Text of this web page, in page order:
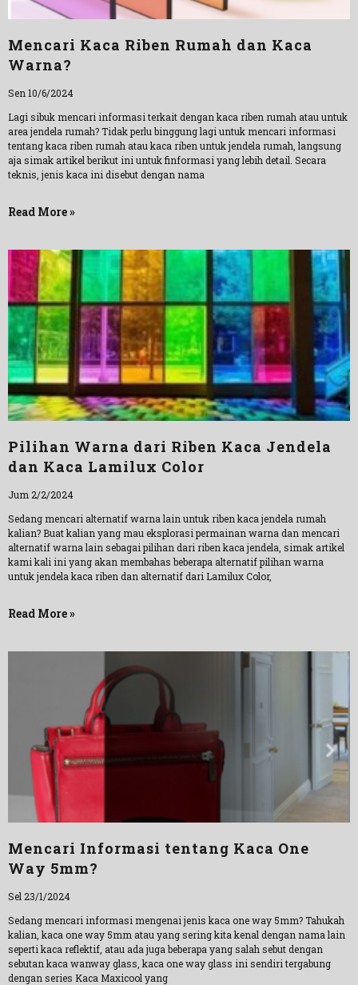
Mencari Kaca Riben Rumah dan Kaca
Warna?
Sen 10/6/2024
Lagi sibuk mencari informasi terkait dengan kaca riben rumah atau untuk
area jendela rumah? Tidak perlu binggung lagi untuk mencari informasi
tentang kaca riben rumah atau kaca riben untuk jendela rumah, langsung
aja simak artikel berikut ini untuk finformasi yang lebih detail. Secara
teknis, jenis kaca ini disebut dengan nama
Read More »
Pilihan Warna dari Riben Kaca Jendela
dan Kaca Lamilux Color
Jum 2/2/2024
Sedang mencari alternatif warna lain untuk riben kaca jendela rumah
kalian? Buat kalian yang mau eksplorasi permainan warna dan mencari
alternatif warna lain sebagai pilihan dari riben kaca jendela, simak artikel
kami kali ini yang akan membahas beberapa alternatif pilihan warna
untuk jendela kaca riben dan alternatif dari Lamilux Color,
Read More »
Mencari Informasi tentang Kaca One
Way 5mm?
Sel 23/1/2024
Sedang mencari informasi mengenai jenis kaca one way 5mm? Tahukah
kalian, kaca one way 5mm atau yang sering kita kenal dengan nama lain
seperti kaca reflektif, atau ada juga beberapa yang salah sebut dengan
sebutan kaca wanway glass, kaca one way glass ini sendiri tergabung
dengan series Kaca Maxicool yang